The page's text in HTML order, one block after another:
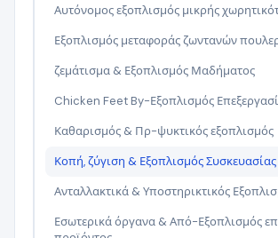
Αυτόνομος εξοπλισμός μικρής
Εξοπλισμός μεταφοράς ζωντανών
ζεμάτισμα & Εξοπλισμός Μαδήματος
Chicken Feet By-Εξοπλισμός
Καθαρισμός & Πρ-ψυκτικός εξοπλισμός
Κοπή, ζύγιση & Εξοπλισμός Συσκευασίας
Ανταλλακτικά & Υποστηρικτικός
Εσωτερικά όργανα & Από-Εξοπλισμός